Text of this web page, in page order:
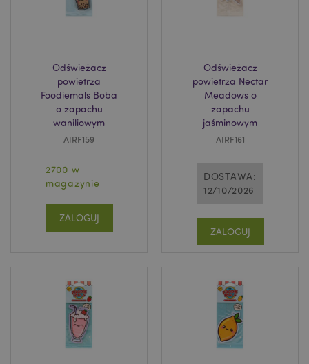
Odświeżacz
powietrza
Foodiemals Boba
o zapachu
waniliowym
AIRF159
2700 w
magazynie
ZALOGUJ
Odświeżacz
powietrza Nectar
Meadows o
zapachu
jaśminowym
AIRF161
DOSTAWA:
12/10/2026
ZALOGUJ